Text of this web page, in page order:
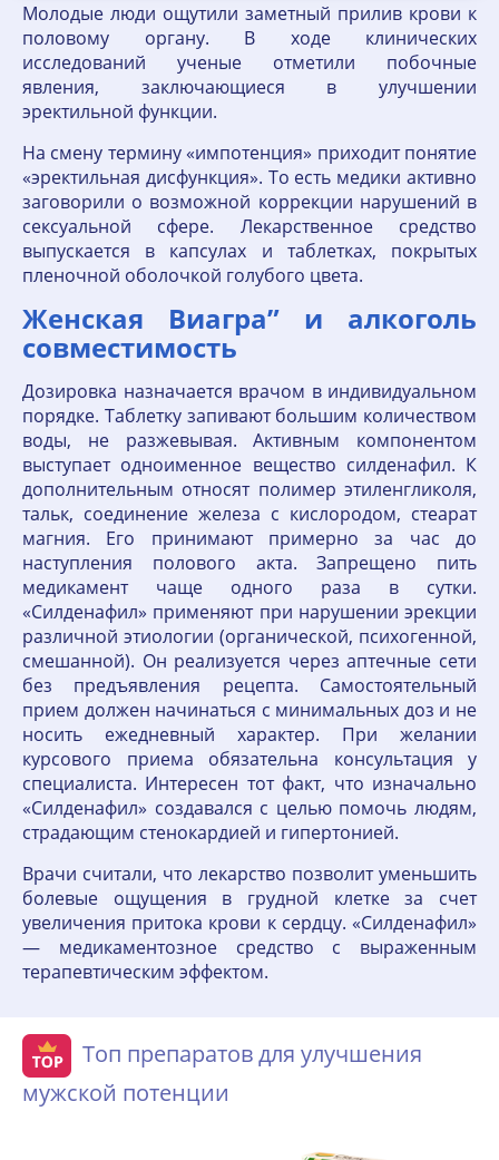
Молодые люди ощутили заметный прилив крови к
половому органу. В ходе клинических
исследований ученые отметили побочные
явления, заключающиеся в улучшении
эректильной функции.
На смену термину «импотенция» приходит понятие
«эректильная дисфункция». То есть медики активно
заговорили о возможной коррекции нарушений в
сексуальной сфере. Лекарственное средство
выпускается в капсулах и таблетках, покрытых
пленочной оболочкой голубого цвета.
Женская Виагра” и алкоголь
совместимость
Дозировка назначается врачом в индивидуальном
порядке. Таблетку запивают большим количеством
воды, не разжевывая. Активным компонентом
выступает одноименное вещество силденафил. К
дополнительным относят полимер этиленгликоля,
тальк, соединение железа с кислородом, стеарат
магния. Его принимают примерно за час до
наступления полового акта. Запрещено пить
медикамент чаще одного раза в сутки.
«Силденафил» применяют при нарушении эрекции
различной этиологии (органической, психогенной,
смешанной). Он реализуется через аптечные сети
без предъявления рецепта. Самостоятельный
прием должен начинаться с минимальных доз и не
носить ежедневный характер. При желании
курсового приема обязательна консультация у
специалиста. Интересен тот факт, что изначально
«Силденафил» создавался с целью помочь людям,
страдающим стенокардией и гипертонией.
Врачи считали, что лекарство позволит уменьшить
болевые ощущения в грудной клетке за счет
увеличения притока крови к сердцу. «Силденафил»
— медикаментозное средство с выраженным
терапевтическим эффектом.
Топ препаратов для улучшения
мужской потенции